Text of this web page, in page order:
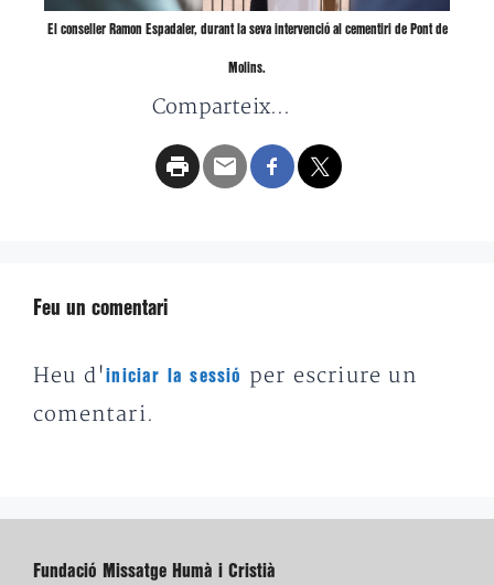
El conseller Ramon Espadaler, durant la seva intervenció al cementiri de Pont de
Molins.
Comparteix...
Feu un comentari
Heu d'iniciar la sessió
per escriure un
comentari.
Fundació Missatge Humà i Cristià